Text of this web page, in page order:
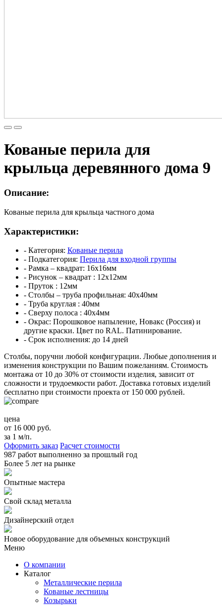
Кованые перила для
крыльца деревянного дома 9
Описание:
Кованые перила для крыльца частного дома
Характеристики:
- Категория: Кованые перила
- Подкатегория: Перила для входной группы
- Рамка – квадрат: 16х16мм
- Рисунок – квадрат : 12х12мм
- Пруток : 12мм
- Столбы – труба профильная: 40х40мм
- Труба круглая : 40мм
- Сверху полоса : 40х4мм
- Окрас: Порошковое напыление, Новакс (Россия) и
другие краски. Цвет по RAL. Патинирование.
- Срок исполнения: до 14 дней
Столбы, поручни любой конфигурации. Любые дополнения и
изменения конструкции по Вашим пожеланиям. Стоимость
монтажа от 10 до 30% от стоимости изделия, зависит от
сложности и трудоемкости работ. Доставка готовых изделий
бесплатно при стоимости проекта от 150 000 рублей.
цена
от 16 000 руб.
за 1 м/п.
Оформить заказ Расчет стоимости
987 работ выполненно за прошлый год
Более 5 лет на рынке
Опытные мастера
Свой склад металла
Дизайнерский отдел
Новое оборудование для объемных конструкций
Меню
О компании
Каталог
Металлические перила
Кованые лестницы
Козырьки